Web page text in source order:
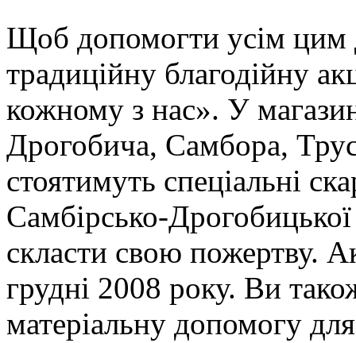
Щоб допомогти усім цим
традиційну благодійну
кожному з нас». У
Дрогобича, Самбора,
стоятимуть спеціальні
Самбірсько-
скласти свою пожертву.
грудні 2008 року. Ви
матеріальну допомогу